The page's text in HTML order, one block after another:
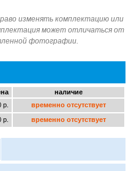
наличие
р.
временно отсутствует
р. временно отсутствует